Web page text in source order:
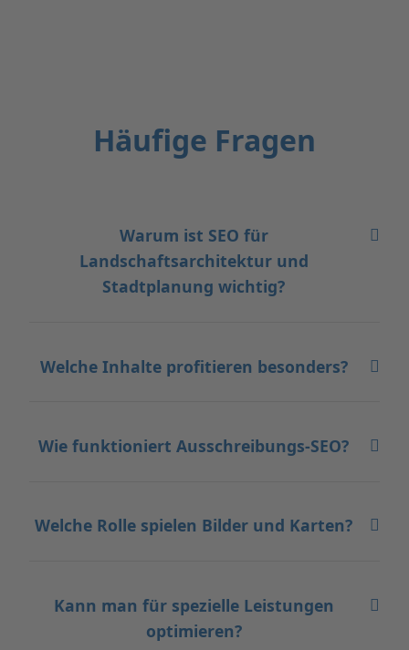
Häufige Fragen
Warum ist SEO für
Landschaftsarchitektur und
Stadtplanung wichtig?
Welche Inhalte profitieren besonders?
Wie funktioniert Ausschreibungs-SEO?
Welche Rolle spielen Bilder und Karten?
Kann man für spezielle Leistungen
optimieren?